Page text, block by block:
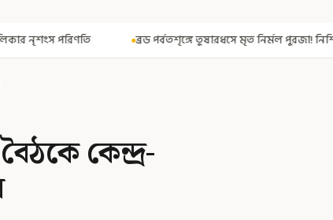
পর্বতশৃঙ্গে তুষারধসে মৃত নির্মল পুরজা! নিশ্চিত করল Elite Exped
কেন্দ্র-